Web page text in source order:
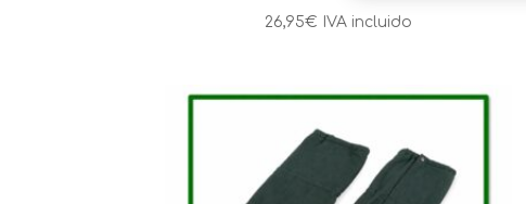
26,95€ IVA incluido